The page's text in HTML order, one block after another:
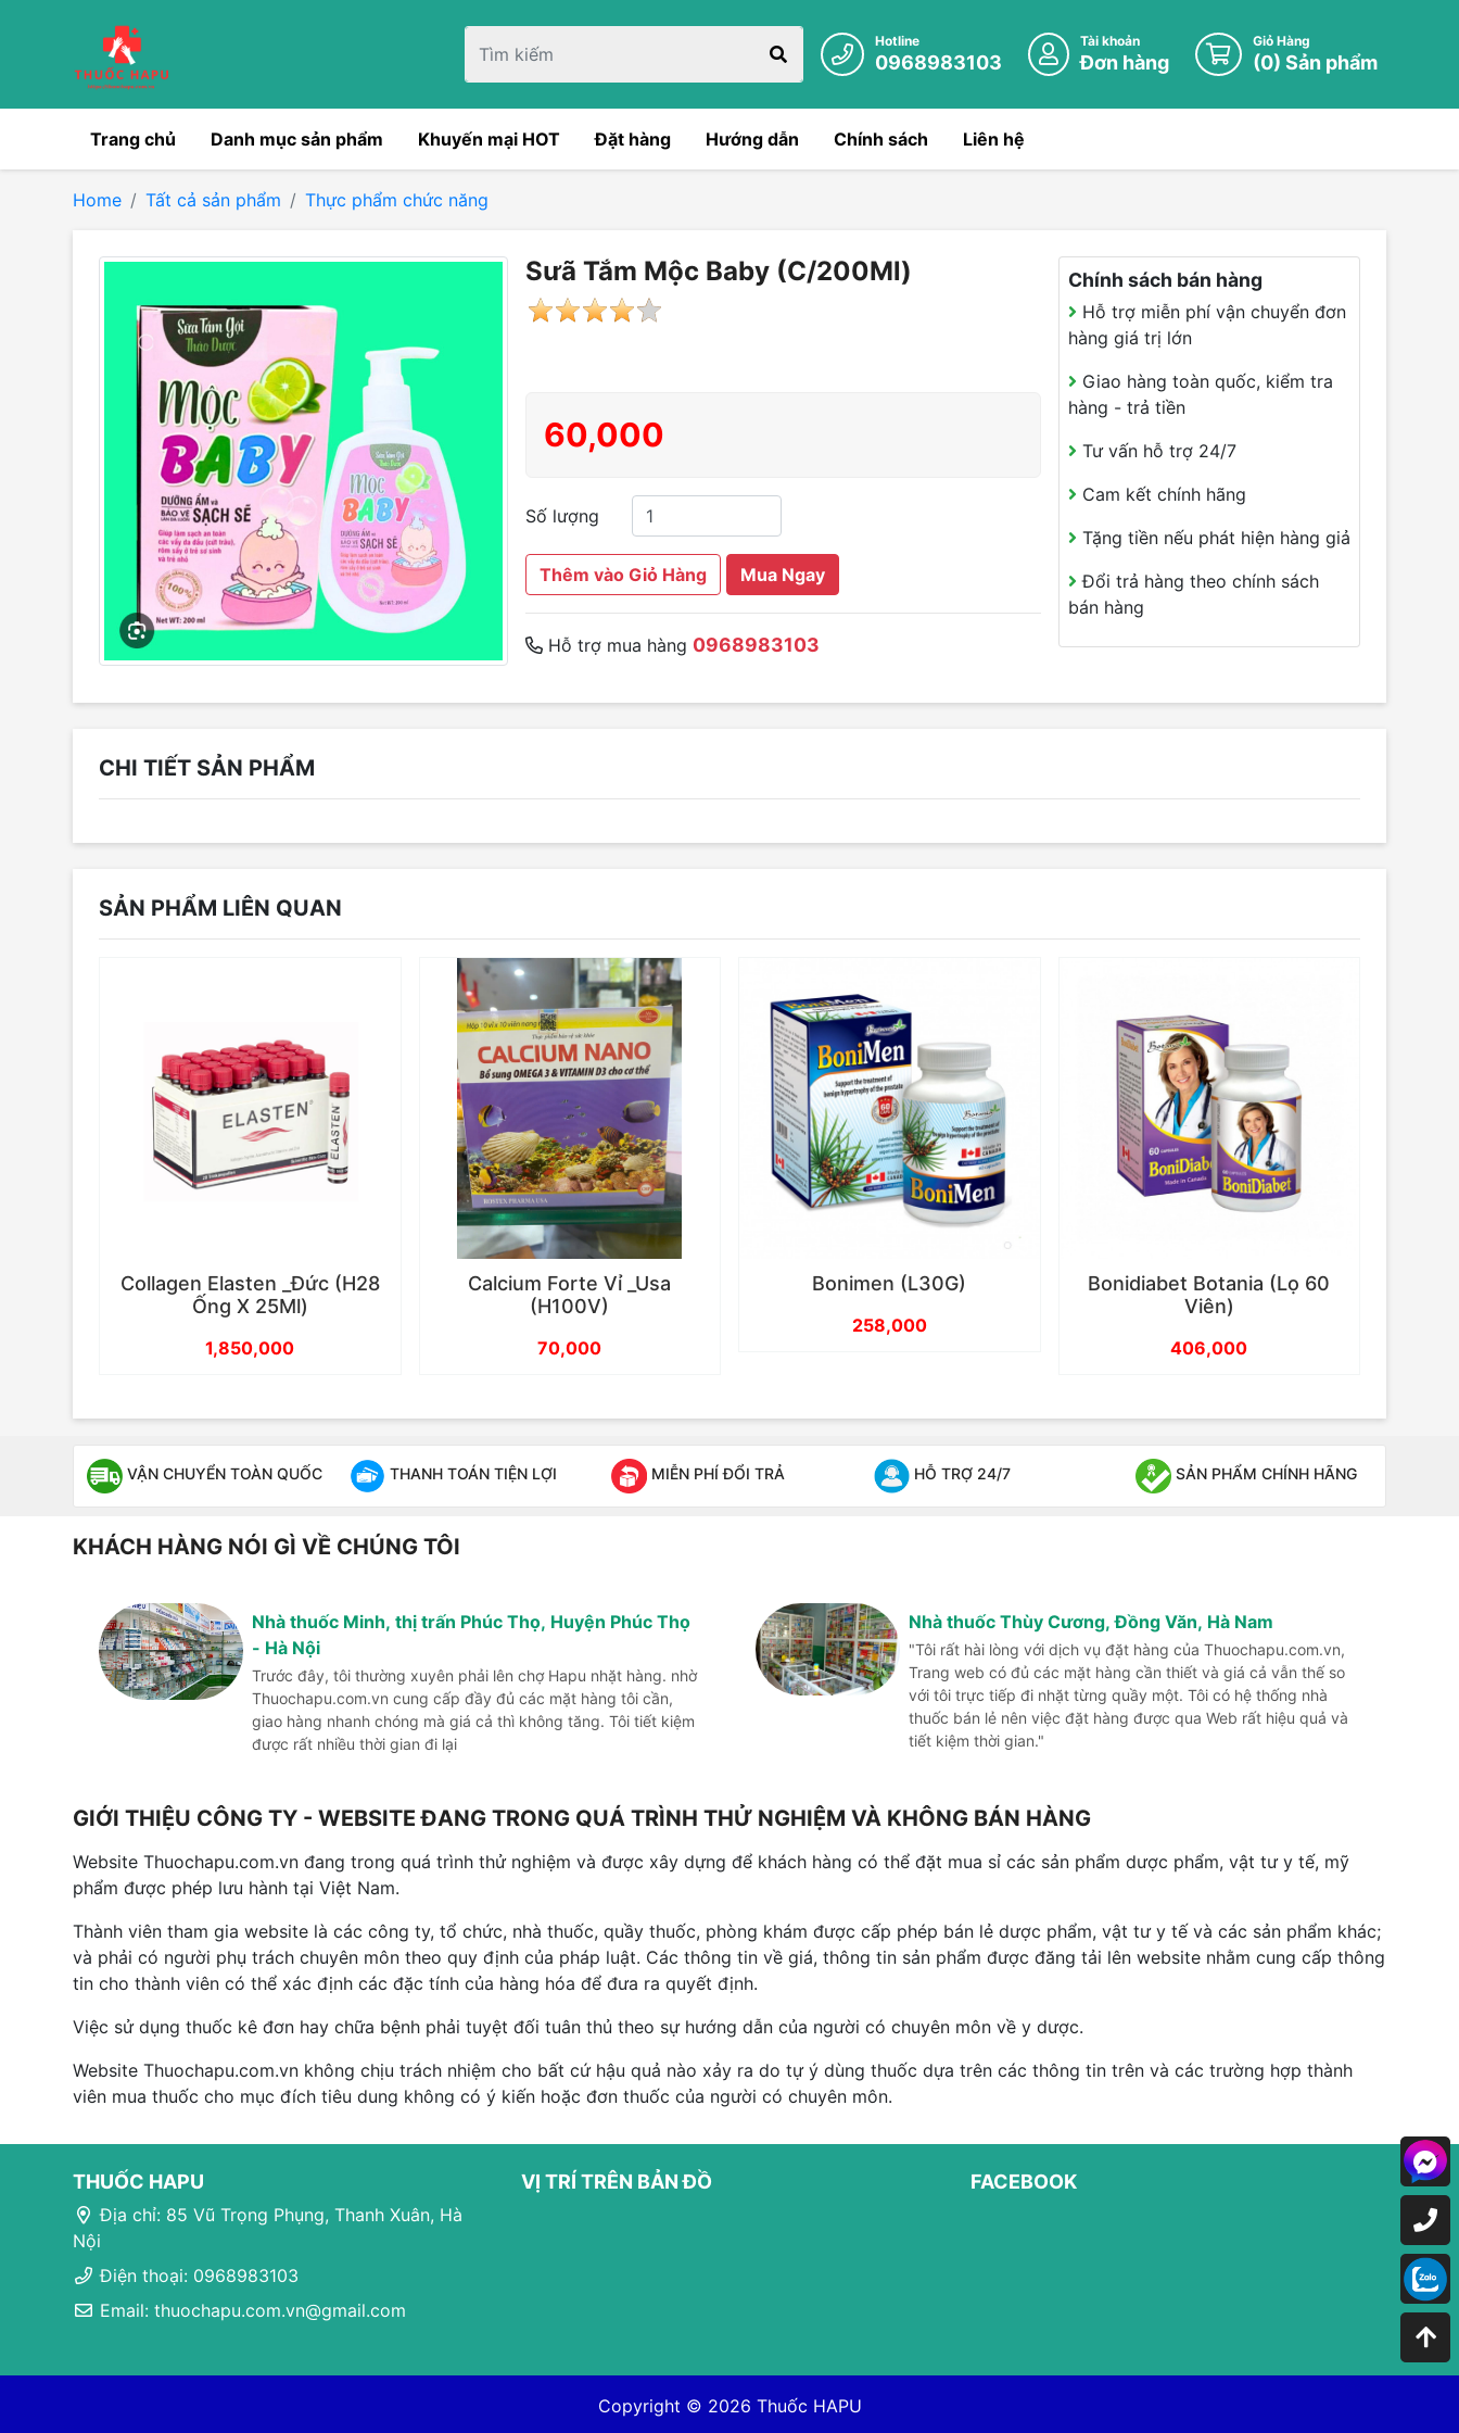
Hotline
0968983103
Tài khoản
Đơn hàng
Giỏ Hàng
(0) Sản phẩm
Trang chủ Danh mục sản phẩm Khuyến mại HOT Đặt hàng Hướng dẫn Chính sách Liên hệ
Home Tất cả sản phẩm Thực phẩm chức năng
Sưã Tắm Mộc Baby (C/200Ml)
60,000
Số lượng
Thêm vào Giỏ Hàng Mua Ngay
Hỗ trợ mua hàng 0968983103
Chính sách bán hàng
Hỗ trợ miễn phí vận chuyển đơn
hàng giá trị lớn
Giao hàng toàn quốc, kiểm tra
hàng - trả tiền
Tư vấn hỗ trợ 24/7
Cam kết chính hãng
Tặng tiền nếu phát hiện hàng giả
Đổi trả hàng theo chính sách
bán hàng
CHI TIẾT SẢN PHẨM
SẢN PHẨM LIÊN QUAN
Collagen Elasten _Đức (H28
Ống X 25Ml)
1,850,000
Calcium Forte Vỉ _Usa
(H100V)
70,000
Bonimen (L30G)
258,000
Bonidiabet Botania (Lọ 60
Viên)
406,000
VẬN CHUYỂN TOÀN QUỐC THANH TOÁN TIỆN LỢI MIỄN PHÍ ĐỔI TRẢ HỖ TRỢ 24/7 SẢN PHẨM CHÍNH HÃNG
KHÁCH HÀNG NÓI GÌ VỀ CHÚNG TÔI
Nhà thuốc Minh, thị trấn Phúc Thọ, Huyện Phúc Thọ
- Hà Nội
Trước đây, tôi thường xuyên phải lên chợ Hapu nhặt hàng. nhờ
Thuochapu.com.vn cung cấp đầy đủ các mặt hàng tôi cần,
giao hàng nhanh chóng mà giá cả thì không tăng. Tôi tiết kiệm
được rất nhiều thời gian đi lại
Nhà thuốc Thùy Cương, Đồng Văn, Hà Nam
"Tôi rất hài lòng với dịch vụ đặt hàng của Thuochapu.com.vn,
Trang web có đủ các mặt hàng cần thiết và giá cả vẫn thế so
với tôi trực tiếp đi nhặt từng quầy một. Tôi có hệ thống nhà
thuốc bán lẻ nên việc đặt hàng được qua Web rất hiệu quả và
tiết kiệm thời gian."
GIỚI THIỆU CÔNG TY - WEBSITE ĐANG TRONG QUÁ TRÌNH THỬ NGHIỆM VÀ KHÔNG BÁN HÀNG
Website Thuochapu.com.vn đang trong quá trình thử nghiệm và được xây dựng để khách hàng có thể đặt mua sỉ các sản phẩm dược phẩm, vật tư y tế, mỹ
phẩm được phép lưu hành tại Việt Nam.
Thành viên tham gia website là các công ty, tổ chức, nhà thuốc, quầy thuốc, phòng khám được cấp phép bán lẻ dược phẩm, vật tư y tế và các sản phẩm khác;
và phải có người phụ trách chuyên môn theo quy định của pháp luật. Các thông tin về giá, thông tin sản phẩm được đăng tải lên website nhằm cung cấp thông
tin cho thành viên có thể xác định các đặc tính của hàng hóa để đưa ra quyết định.
Việc sử dụng thuốc kê đơn hay chữa bệnh phải tuyệt đối tuân thủ theo sự hướng dẫn của người có chuyên môn về y dược.
Website Thuochapu.com.vn không chịu trách nhiệm cho bất cứ hậu quả nào xảy ra do tự ý dùng thuốc dựa trên các thông tin trên và các trường hợp thành
viên mua thuốc cho mục đích tiêu dung không có ý kiến hoặc đơn thuốc của người có chuyên môn.
THUỐC HAPU
Địa chỉ: 85 Vũ Trọng Phụng, Thanh Xuân, Hà
Nội
Điện thoại: 0968983103
Email: thuochapu.com.vn@gmail.com
VỊ TRÍ TRÊN BẢN ĐỒ FACEBOOK
Copyright © 2026 Thuốc HAPU